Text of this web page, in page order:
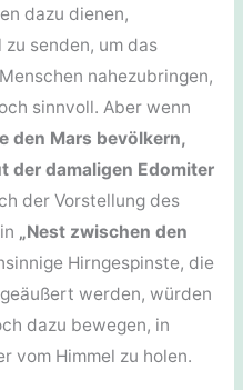
dazu dienen,
senden, um das
nahezubringen,
sinnvoll. Aber wenn
den Mars bevölkern,
der damaligen Edomiter
der Vorstellung des
„Nest zwischen den
Hirngespinste, die
werden, würden
dazu bewegen, in
vom Himmel zu holen.